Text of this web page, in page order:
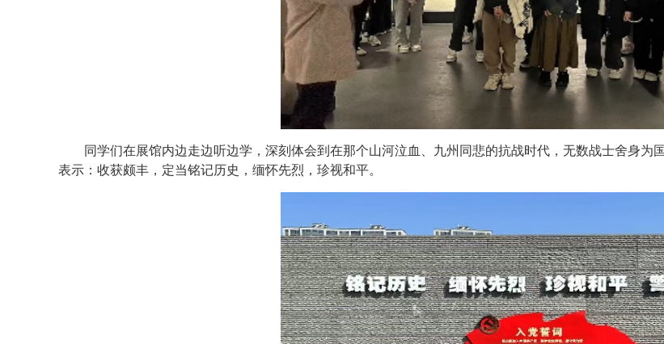
同学们在展馆内边走边听边学，深刻体会到在那个山河泣血、九州同悲的抗战时代，无数战士舍身
表示：收获颇丰，定当铭记历史，缅怀先烈，珍视和平。